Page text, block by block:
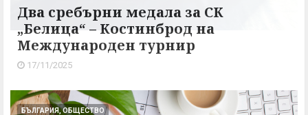
Два сребърни медала за СК
„Белица“ – Костинброд на
Международен турнир
17/11/2025
БЪЛГАРИЯ, ОБЩЕСТВО